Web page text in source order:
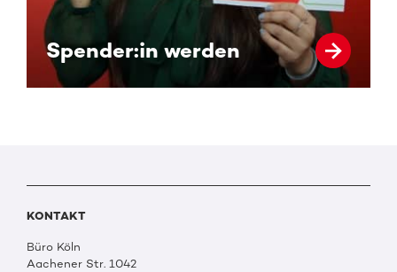
Spender:in werden
KONTAKT
Büro Köln
Aachener Str. 1042